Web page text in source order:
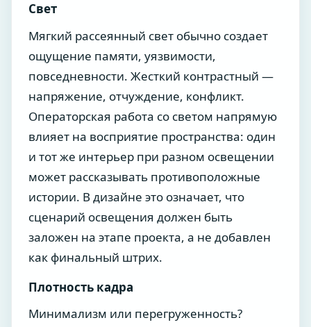
Свет
Мягкий рассеянный свет обычно создает
ощущение памяти, уязвимости,
повседневности. Жесткий контрастный —
напряжение, отчуждение, конфликт.
Операторская работа со светом напрямую
влияет на восприятие пространства: один
и тот же интерьер при разном освещении
может рассказывать противоположные
истории. В дизайне это означает, что
сценарий освещения должен быть
заложен на этапе проекта, а не добавлен
как финальный штрих.
Плотность кадра
Минимализм или перегруженность?